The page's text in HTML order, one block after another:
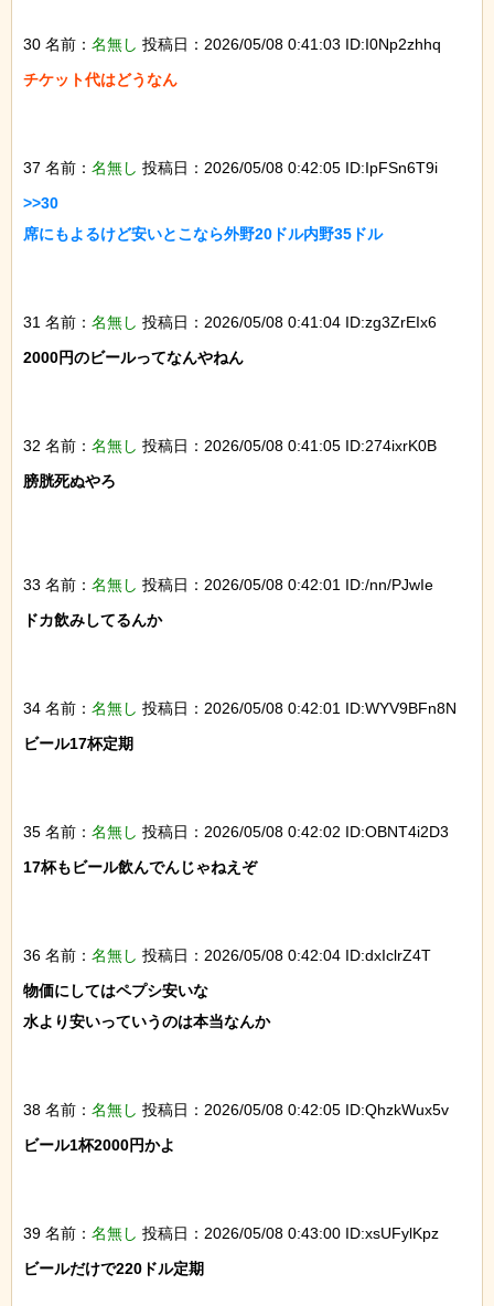
30 名前： 名無し 投稿日：2026/05/08 0:41:03 ID:I0Np2zhhq
チケット代はどうなん
37 名前： 名無し 投稿日：2026/05/08 0:42:05 ID:IpFSn6T9i
>>30
席にもよるけど安いとこなら外野20ドル内野35ドル
31 名前： 名無し 投稿日：2026/05/08 0:41:04 ID:zg3ZrEIx6
2000円のビールってなんやねん
32 名前： 名無し 投稿日：2026/05/08 0:41:05 ID:274ixrK0B
膀胱死ぬやろ
33 名前： 名無し 投稿日：2026/05/08 0:42:01 ID:/nn/PJwIe
ドカ飲みしてるんか
34 名前： 名無し 投稿日：2026/05/08 0:42:01 ID:WYV9BFn8N
ビール17杯定期
35 名前： 名無し 投稿日：2026/05/08 0:42:02 ID:OBNT4i2D3
17杯もビール飲んでんじゃねえぞ
36 名前： 名無し 投稿日：2026/05/08 0:42:04 ID:dxIclrZ4T
物価にしてはペプシ安いな
水より安いっていうのは本当なんか
38 名前： 名無し 投稿日：2026/05/08 0:42:05 ID:QhzkWux5v
ビール1杯2000円かよ
39 名前： 名無し 投稿日：2026/05/08 0:43:00 ID:xsUFylKpz
ビールだけで220ドル定期